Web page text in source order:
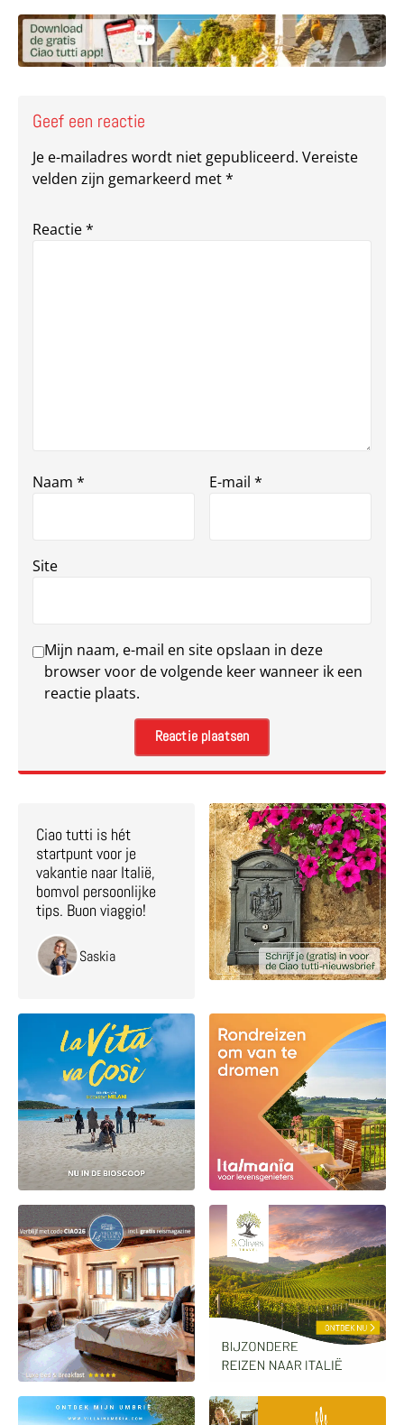
Geef een reactie
Je e-mailadres wordt niet gepubliceerd. Vereiste
velden zijn gemarkeerd met*
Reactie*
Naam * E-mail *
Site
Mijn naam, e-mail en site opslaan in deze
browser voor de volgende keer wanneer ik een
reactie plaats.
Ciao tutti is hét
startpunt voor je
vakantie naar Italië,
bomvol persoonlijke
tips. Buon viaggio!
Saskia